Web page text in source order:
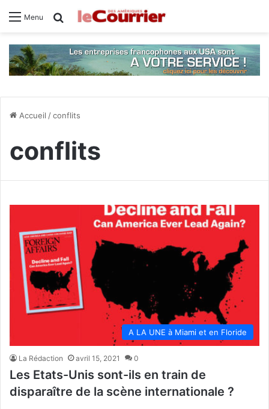
Menu Rechercher
Accueil /conflits
conflits
A LA UNE à Miami et en Floride
La Rédaction avril 15, 2021 0
Les Etats-Unis sont-ils en train de
disparaître de la scène internationale ?